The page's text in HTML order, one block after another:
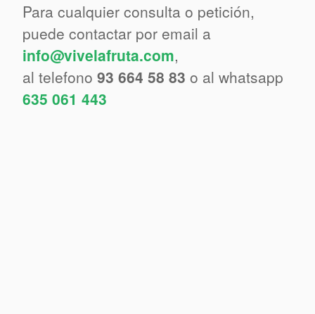
Para cualquier consulta o petición,
puede contactar por email a
info@vivelafruta.com,
al telefono 93 664 58 83 o al whatsapp
635 061 443